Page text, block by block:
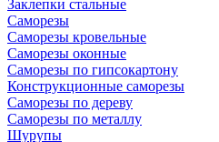
Заклепки стальные
Саморезы
Саморезы кровельные
Саморезы оконные
Саморезы по гипсокартону
Конструкционные саморезы
Саморезы по дереву
Саморезы по металлу
Шурупы